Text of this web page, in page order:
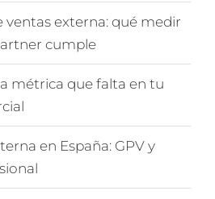
ventas externa: qué medir
cumple
métrica que falta en tu
en España: GPV y